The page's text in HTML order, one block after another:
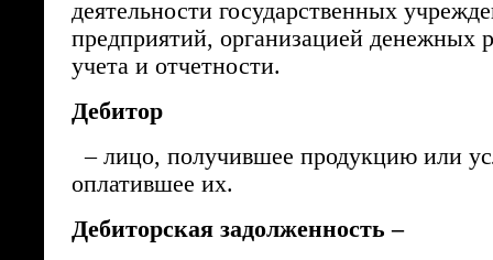
деятельности государственных
предприятий, организацией денежных
учета и отчетности.
Дебитор
– лицо, получившее продукцию или
оплатившее их.
Дебиторская задолженность –